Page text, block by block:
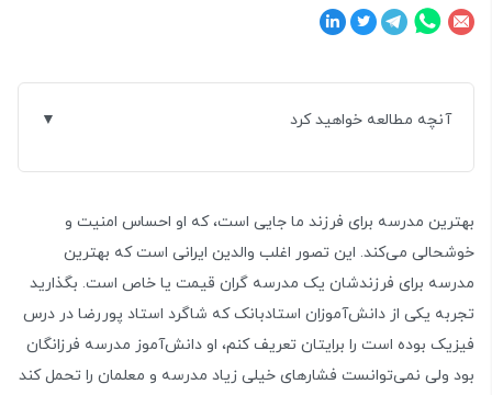
آنچه مطالعه خواهید کرد
بهترین مدرسه برای فرزند ما جایی است، که او احساس امنیت و
خوشحالی می‌کند. این تصور اغلب والدین ایرانی است که بهترین
مدرسه برای فرزندشان یک مدرسه گران قیمت یا خاص است. بگذارید
تجربه یکی از دانش‌آموزان استادبانک که شاگرد استاد پوررضا در درس
فیزیک بوده است را برایتان تعریف کنم، او دانش‌آموز مدرسه فرزانگان
بود ولی نمی‌توانست فشارهای خیلی زیاد مدرسه و معلمان را تحمل کند